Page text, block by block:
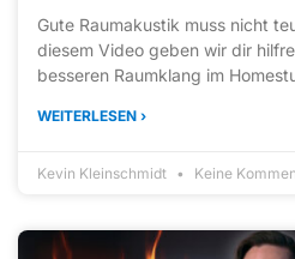
Gute Raumakustik muss nicht
diesem Video geben wir dir
besseren Raumklang im
WEITERLESEN ›
Kevin Kleinschmidt Keine